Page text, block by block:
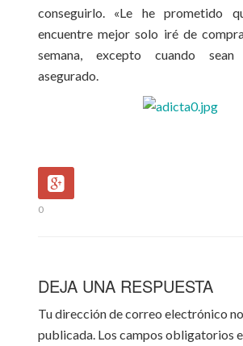
conseguirlo. «Le he prometido
encuentre mejor solo iré de
semana, excepto cuando sean
asegurado.
0
DEJA UNA RESPUESTA
Tu dirección de correo electrónico
publicada. Los campos obligatorios